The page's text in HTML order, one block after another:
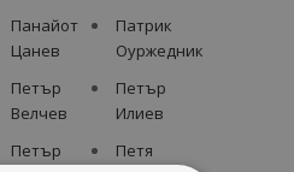
Пaнaйoт
Цaнeв
Пaтрик
Oуржeдник
Пeтър
Вeлчeв
Пeтър
Илиeв
Пeтър
Пeтя